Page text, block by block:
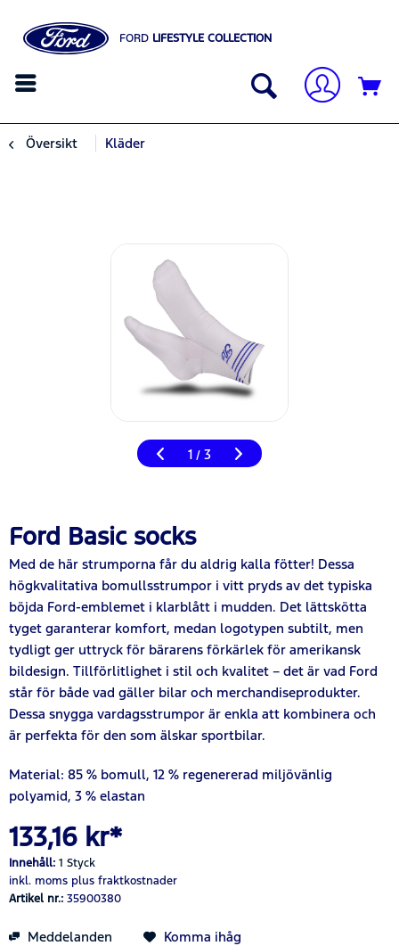
FORD LIFESTYLE COLLECTION
Översikt Kläder
1 / 3
Ford Basic socks
Med de här strumporna får du aldrig kalla fötter! Dessa
högkvalitativa bomullsstrumpor i vitt pryds av det typiska
böjda Ford-emblemet i klarblått i mudden. Det lättskötta
tyget garanterar komfort, medan logotypen subtilt, men
tydligt ger uttryck för bärarens förkärlek för amerikansk
bildesign. Tillförlitlighet i stil och kvalitet – det är vad Ford
står för både vad gäller bilar och merchandiseprodukter.
Dessa snygga vardagsstrumpor är enkla att kombinera och
är perfekta för den som älskar sportbilar.
Material: 85 % bomull, 12 % regenererad miljövänlig
polyamid, 3 % elastan
133,16 kr*
Innehåll: 1 Styck
inkl. moms plus fraktkostnader
Artikel nr.: 35900380
Meddelanden Komma ihåg